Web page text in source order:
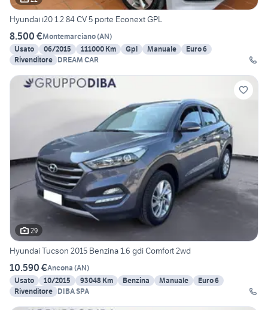
Hyundai i20 1.2 84 CV 5 porte Econext GPL
8.500 €Montemarciano(AN)
Usato
06/2015 111000 Km Gpl Manuale
Euro 6
Rivenditore DREAM CAR
29
Hyundai Tucson 2015 Benzina 1.6 gdi Comfort 2wd
10.590 €Ancona (AN)
Usato
10/2015 93048 Km Benzina Manuale
Euro 6
Rivenditore DIBA SPA